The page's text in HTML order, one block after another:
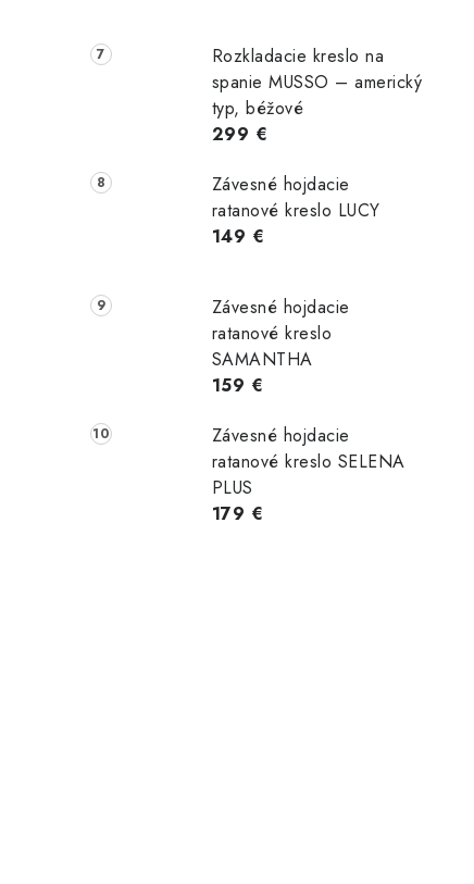
Rozkladacie kreslo na
spanie MUSSO – americký
typ, béžové
299 €
Závesné hojdacie
ratanové kreslo LUCY
149 €
Závesné hojdacie
ratanové kreslo
SAMANTHA
159 €
Závesné hojdacie
ratanové kreslo SELENA
PLUS
179 €